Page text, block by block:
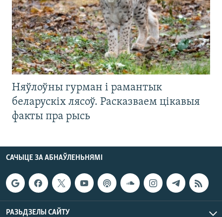
Няўлоўны гурман і рамантык
беларускіх лясоў. Расказваем цікавыя
факты пра рысь
САЧЫЦЕ ЗА АБНАЎЛЕНЬНЯМІ
РАЗЬДЗЕЛЫ САЙТУ